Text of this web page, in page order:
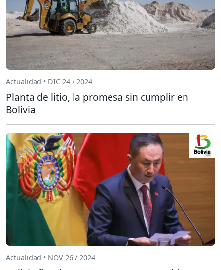
Actualidad • DIC 24 / 2024
Planta de litio, la promesa sin cumplir en
Bolivia
Actualidad • NOV 26 / 2024